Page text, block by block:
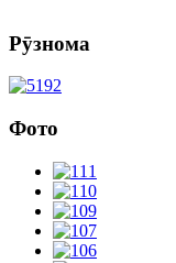
Рӯзнома
Фото